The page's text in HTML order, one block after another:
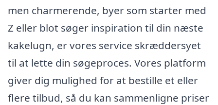
men charmerende, byer som starter med
Z eller blot søger inspiration til din næste
kakelugn, er vores service skræddersyet
til at lette din søgeproces. Vores platform
giver dig mulighed for at bestille et eller
flere tilbud, så du kan sammenligne priser